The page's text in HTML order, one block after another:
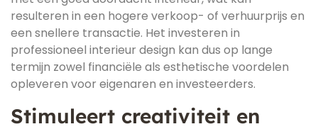
resulteren in een hogere verkoop- of verhuurprijs en
een snellere transactie. Het investeren in
professioneel interieur design kan dus op lange
termijn zowel financiële als esthetische voordelen
opleveren voor eigenaren en investeerders.
Stimuleert creativiteit en